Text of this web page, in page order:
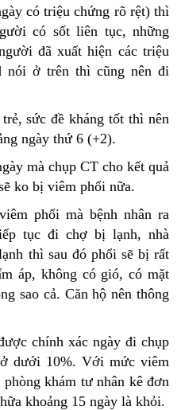
có triệu chứng rõ rệt) thì
có sốt liên tục, những
đã xuất hiện các triệu
nói ở trên thì cũng nên đi
sức đề kháng tốt thì nên
ngày thứ 6 (+2).
mà chụp CT cho kết quả
ko bị viêm phổi nữa.
phổi mà bệnh nhân ra
tục đi chợ bị lạnh, nhà
thì sau đó phổi sẽ bị rất
áp, không có gió, có mặt
sao cả. Căn hộ nên thông
chính xác ngày đi chụp
dưới 10%. Với mức viêm
khám tư nhân kê đơn
khoảng 15 ngày là khỏi.